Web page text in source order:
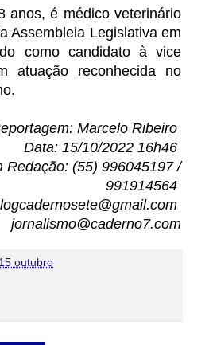
anos, é médico veterinário
Assembleia Legislativa em
como candidato à vice
atuação reconhecida no
Marcelo Ribeiro
Data: 15/10/2022 16h46
Redação: (55) 996045197 /
991914564
jornalismo@caderno7.com
15 outubro